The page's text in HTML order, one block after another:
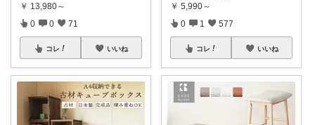
￥ 13,980～
0 0 71
コレ いいね
￥ 5,990～
0 1 577
コレ いいね